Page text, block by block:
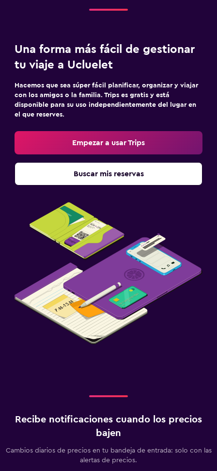
Una forma más fácil de gestionar
tu viaje a Ucluelet
Hacemos que sea súper fácil planificar, organizar y viajar
con los amigos o la familia. Trips es gratis y está
disponible para su uso independientemente del lugar en
el que reserves.
Empezar a usar Trips
Buscar mis reservas
Recibe notificaciones cuando los precios
bajen
Cambios diarios de precios en tu bandeja de entrada: solo con las
alertas de precios.